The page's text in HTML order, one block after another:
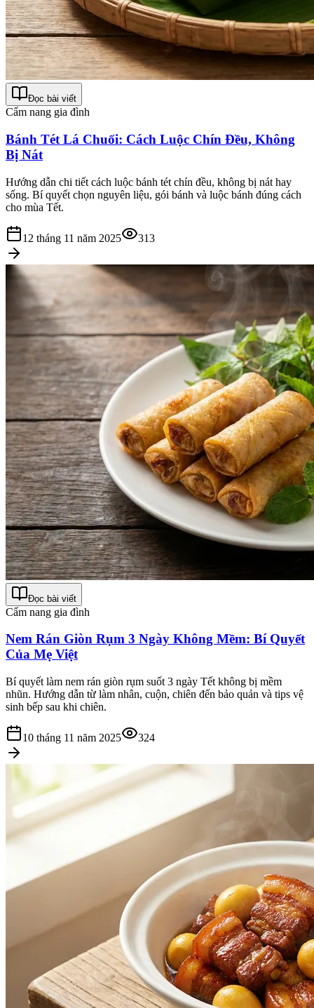
Đọc bài viết
Cẩm nang gia đình
Bánh Tét Lá Chuối: Cách Luộc Chín Đều, Không
Bị Nát
Hướng dẫn chi tiết cách luộc bánh tét chín đều, không bị nát hay
sống. Bí quyết chọn nguyên liệu, gói bánh và luộc bánh đúng cách
cho mùa Tết.
12 tháng 11 năm 2025 313
Đọc bài viết
Cẩm nang gia đình
Nem Rán Giòn Rụm 3 Ngày Không Mềm: Bí Quyết
Của Mẹ Việt
Bí quyết làm nem rán giòn rụm suốt 3 ngày Tết không bị mềm
nhũn. Hướng dẫn từ làm nhân, cuộn, chiên đến bảo quản và tips vệ
sinh bếp sau khi chiên.
10 tháng 11 năm 2025 324